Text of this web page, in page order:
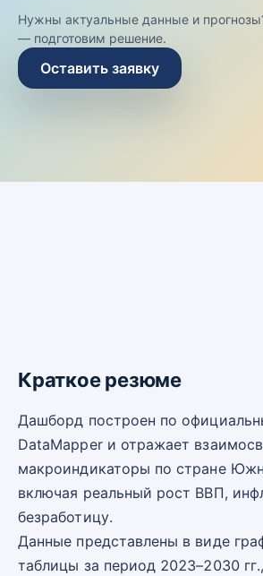
Нужны актуальные данные и
— подготовим решение.
Оставить заявку
Краткое резюме
Дашборд построен по
DataMapper и отражает
макроиндикаторы по стране
включая реальный рост ВВП,
безработицу.
Данные представлены в виде
таблицы за период 2023–2030